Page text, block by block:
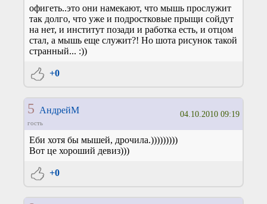
офигеть..это они намекают, что мышь прослужит
так долго, что уже и подростковые прыщи сойдут
на нет, и институт позади и работка есть, и отцом
стал, а мышь еще служит?! Но шота рисунок такой
странный... :))
+0
5 АндрейМ
гость
04.10.2010 09:19
Еби хотя бы мышей, дрочила.)))))))))
Вот це хороший девиз)))
+0